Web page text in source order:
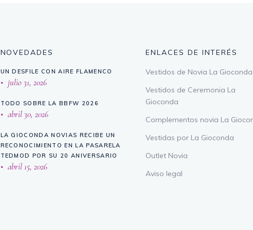
NOVEDADES
UN DESFILE CON AIRE FLAMENCO
julio 31, 2026
TODO SOBRE LA BBFW 2026
abril 30, 2026
LA GIOCONDA NOVIAS RECIBE UN
RECONOCIMIENTO EN LA PASARELA
TEDMOD POR SU 20 ANIVERSARIO
abril 15, 2026
ENLACES DE INTERÉS
Vestidos de Novia La Gioconda
Vestidos de Ceremonia La
Gioconda
Complementos novia La
Vestidas por La Gioconda
Outlet Novia
Aviso legal